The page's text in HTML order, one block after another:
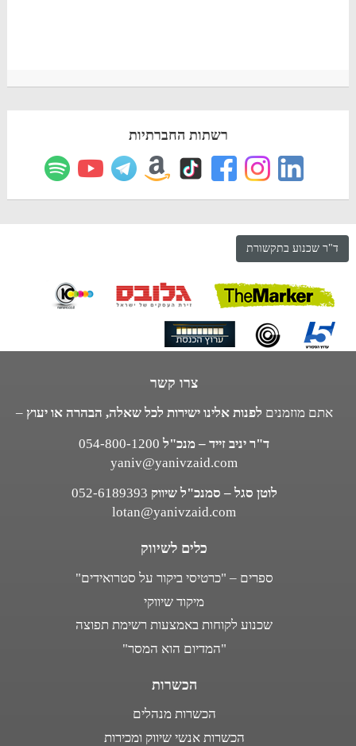
רשתות החברתיות
ד"ר שכנוע בתקשורת
צרו קשר
אתם מוזמנים לפנות אלינו ישירות לכל שאלה, הבהרה או יעוץ –
ד"ר יניב זייד – מנכ"ל 054-800-1200
yaniv@yanivzaid.com
לוטן סגל – סמנכ"ל שיווק 052-6189393
lotan@yanivzaid.com
כלים לשיווק
ספרים – "כרטיסי ביקור על סטרואידים"
מיקוד שיווקי
שכנוע לקוחות באמצעות רשימת תפוצה
"המדיום הוא המסר"
הכשרות
הכשרות מנהלים
הכשרות אנשי שיווק ומכירות